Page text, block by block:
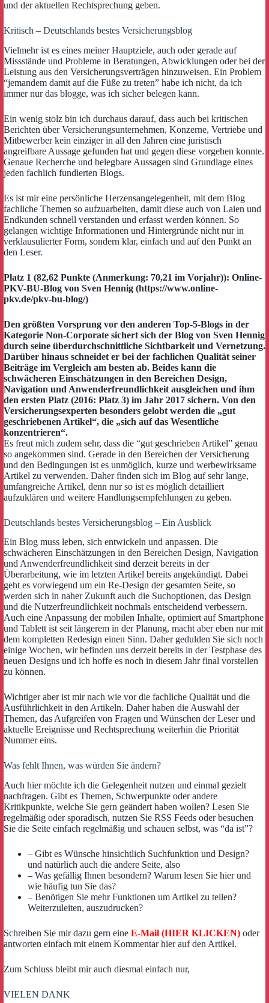
und der aktuellen Rechtsprechung geben.
Kritisch – Deutschlands bestes Versicherungsblog
Vielmehr ist es eines meiner Hauptziele, auch oder gerade auf
Missstände und Probleme in Beratungen, Abwicklungen oder bei der
Leistung aus den Versicherungsverträgen hinzuweisen. Ein Problem
“jemandem damit auf die Füße zu treten” habe ich nicht, da ich
immer nur das blogge, was ich sicher belegen kann.
Ein wenig stolz bin ich durchaus darauf, dass auch bei kritischen
Berichten über Versicherungsunternehmen, Konzerne, Vertriebe und
Mitbewerber kein einziger in all den Jahren eine juristisch
angreifbare Aussage gefunden hat und gegen diese vorgehen konnte.
Genaue Recherche und belegbare Aussagen sind Grundlage eines
jeden fachlich fundierten Blogs.
Es ist mir eine persönliche Herzensangelegenheit, mit dem Blog
fachliche Themen so aufzuarbeiten, damit diese auch von Laien und
Endkunden schnell verstanden und erfasst werden können. So
gelangen wichtige Informationen und Hintergründe nicht nur in
verklausulierter Form, sondern klar, einfach und auf den Punkt an
den Leser.
Platz 1 (82,62 Punkte (Anmerkung: 70,21 im Vorjahr)): Online-
PKV-BU-Blog von Sven Hennig (https://www.online-
pkv.de/pkv-bu-blog/)
Den größten Vorsprung vor den anderen Top-5-Blogs in der
Kategorie Non-Corporate sichert sich der Blog von Sven Hennig
durch seine überdurchschnittliche Sichtbarkeit und Vernetzung.
Darüber hinaus schneidet er bei der fachlichen Qualität seiner
Beiträge im Vergleich am besten ab. Beides kann die
schwächeren Einschätzungen in den Bereichen Design,
Navigation und Anwenderfreundlichkeit ausgleichen und ihm
den ersten Platz (2016: Platz 3) im Jahr 2017 sichern. Von den
Versicherungsexperten besonders gelobt werden die „gut
geschriebenen Artikel“, die „sich auf das Wesentliche
konzentrieren“.
Es freut mich zudem sehr, dass die “gut geschrieben Artikel” genau
so angekommen sind. Gerade in den Bereichen der Versicherung
und den Bedingungen ist es unmöglich, kurze und werbewirksame
Artikel zu verwenden. Daher finden sich im Blog auf sehr lange,
umfangreiche Artikel, denn nur so ist es möglich detailliert
aufzuklären und weitere Handlungsempfehlungen zu geben.
Deutschlands bestes Versicherungsblog – Ein Ausblick
Ein Blog muss leben, sich entwickeln und anpassen. Die
schwächeren Einschätzungen in den Bereichen Design, Navigation
und Anwenderfreundlichkeit sind derzeit bereits in der
Überarbeitung, wie im letzten Artikel bereits angekündigt. Dabei
geht es vorwiegend um ein Re-Design der gesamten Seite, so
werden sich in naher Zukunft auch die Suchoptionen, das Design
und die Nutzerfreundlichkeit nochmals entscheidend verbessern.
Auch eine Anpassung der mobilen Inhalte, optimiert auf Smartphone
und Tablett ist seit längerem in der Planung, macht aber eben nur mit
dem kompletten Redesign einen Sinn. Daher gedulden Sie sich noch
einige Wochen, wir befinden uns derzeit bereits in der Testphase des
neuen Designs und ich hoffe es noch in diesem Jahr final vorstellen
zu können.
Wichtiger aber ist mir nach wie vor die fachliche Qualität und die
Ausführlichkeit in den Artikeln. Daher haben die Auswahl der
Themen, das Aufgreifen von Fragen und Wünschen der Leser und
aktuelle Ereignisse und Rechtsprechung weiterhin die Priorität
Nummer eins.
Was fehlt Ihnen, was würden Sie ändern?
Auch hier möchte ich die Gelegenheit nutzen und einmal gezielt
nachfragen. Gibt es Themen, Schwerpunkte oder andere
Kritikpunkte, welche Sie gern geändert haben wollen? Lesen Sie
regelmäßig oder sporadisch, nutzen Sie RSS Feeds oder besuchen
Sie die Seite einfach regelmäßig und schauen selbst, was “da ist”?
– Gibt es Wünsche hinsichtlich Suchfunktion und Design?
und natürlich auch die andere Seite, also
– Was gefällig Ihnen besondern? Warum lesen Sie hier und
wie häufig tun Sie das?
– Benötigen Sie mehr Funktionen um Artikel zu teilen?
Weiterzuleiten, auszudrucken?
Schreiben Sie mir dazu gern eine E-Mail (HIER KLICKEN) oder
antworten einfach mit einem Kommentar hier auf den Artikel.
Zum Schluss bleibt mir auch diesmal einfach nur,
VIELEN DANK